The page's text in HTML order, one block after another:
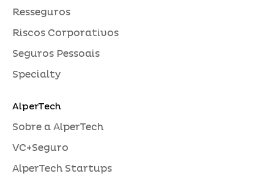
Resseguros
Riscos Corporativos
Seguros Pessoais
Specialty
AlperTech
Sobre a AlperTech
VC+Seguro
AlperTech Startups